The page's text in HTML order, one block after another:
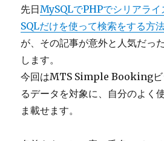
先日MySQLでPHPでシリアラ
SQLだけを使って検索をする方
が、その記事が意外と人気だっ
します。
今回はMTS Simple Bookingビ
るデータを対象に、自分のよく
ま載せます。